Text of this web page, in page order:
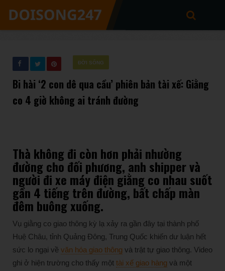
ĐỜI SỐNG
Bi hài ‘2 con dê qua cầu’ phiên bản tài xế: Giằng
co 4 giờ không ai tránh đường
Thà không đi còn hơn phải nhường
đường cho đối phương, anh shipper và
người đi xe máy điện giằng co nhau suốt
gần 4 tiếng trên đường, bất chấp màn
đêm buông xuống.
Vụ giằng co giao thông kỳ lạ xảy ra gần đây tại thành phố
Huệ Châu, tỉnh Quảng Đông, Trung Quốc khiến dư luận hết
sức lo ngại về văn hóa giao thông và trật tự giao thông. Video
ghi ở hiện trường cho thấy một tài xế giao hàng và một